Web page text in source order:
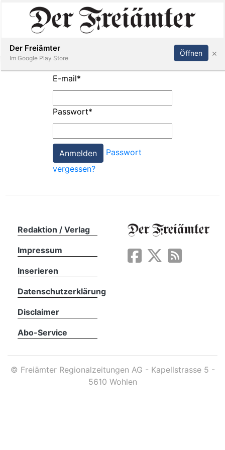
Paper
App
Inserieren Abonnieren Anmelden
E-mail*
Passwort*
Passwort
vergessen?
Redaktion / Verlag
Impressum
Inserieren
Datenschutzerklärung
Disclaimer
Abo-Service
© Freiämter Regionalzeitungen AG - Kapellstrasse 5 -
5610 Wohlen
Der Freiämter
Im Google Play Store
Öffnen ×